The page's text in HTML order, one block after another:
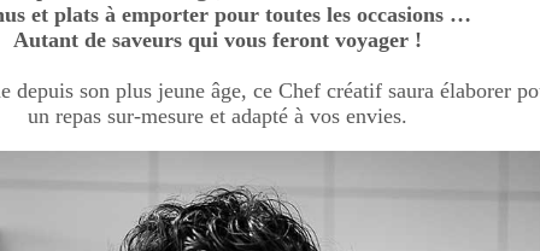
et plats à emporter pour toutes les occasions …
Autant de saveurs qui vous feront voyager !
depuis son plus jeune âge, ce Chef créatif saura élaborer
un repas sur-mesure et adapté à vos envies.